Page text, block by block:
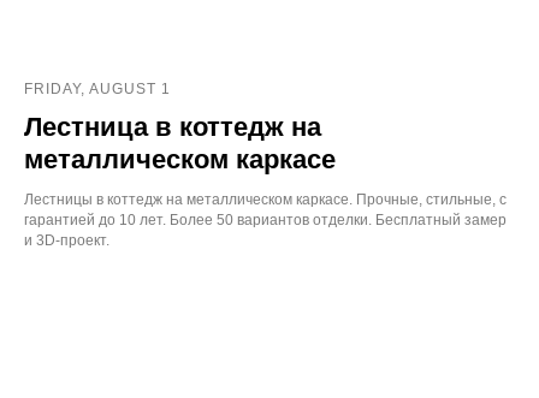
FRIDAY, AUGUST 1
Лестница в коттедж на
металлическом каркасе
Лестницы в коттедж на металлическом каркасе. Прочные, стильные, с
гарантией до 10 лет. Более 50 вариантов отделки. Бесплатный замер
и 3D‑проект.